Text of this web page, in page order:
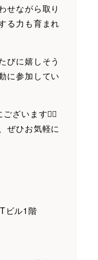
せながら取り
る力も育まれ
びに嬉しそう
に参加してい
ざいます🚶‍♀️
ぜひお気軽に
ビル1階